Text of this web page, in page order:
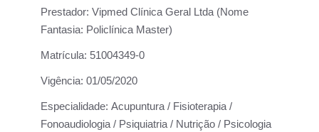
Prestador: Vipmed Clínica Geral Ltda (Nome
Fantasia: Policlínica Master)
Matrícula: 51004349-0
Vigência: 01/05/2020
Especialidade: Acupuntura / Fisioterapia /
Fonoaudiologia / Psiquiatria / Nutrição / Psicologia